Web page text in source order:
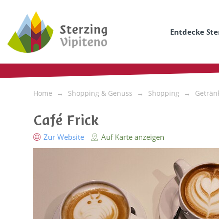
Entdecke
Home Shopping & Genuss Shopping
Café Frick
Zur Website Auf Karte anzeigen